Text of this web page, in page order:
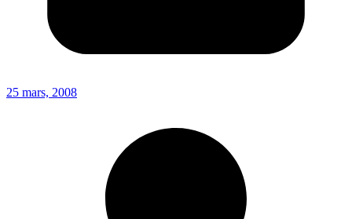
25 mars, 2008